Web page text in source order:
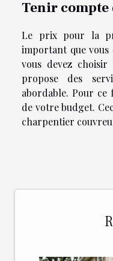
Tenir compte
Le prix pour la
important que
vous devez
propose des
abordable. Pour ce
de votre budget.
charpentier